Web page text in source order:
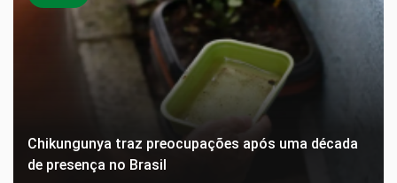
Chikungunya traz preocupações após uma década
de presença no Brasil